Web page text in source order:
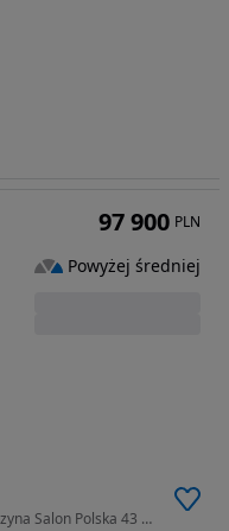
1998 cm3 • 165 KM • Mazda CX-5 2.0 Benzyna Salon Polska 43 tys 2022 rok
97 900 PLN
Powyżej średniej